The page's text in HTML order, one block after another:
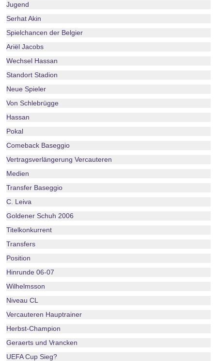
Jugend
Serhat Akin
Spielchancen der Belgier
Ariël Jacobs
Wechsel Hassan
Standort Stadion
Neue Spieler
Von Schlebrügge
Hassan
Pokal
Comeback Baseggio
Vertragsverlängerung Vercauteren
Medien
Transfer Baseggio
C. Leiva
Goldener Schuh 2006
Titelkonkurrent
Transfers
Position
Hinrunde 06-07
Wilhelmsson
Niveau CL
Vercauteren Hauptrainer
Herbst-Champion
Geraerts und Vrancken
UEFA Cup Sieg?